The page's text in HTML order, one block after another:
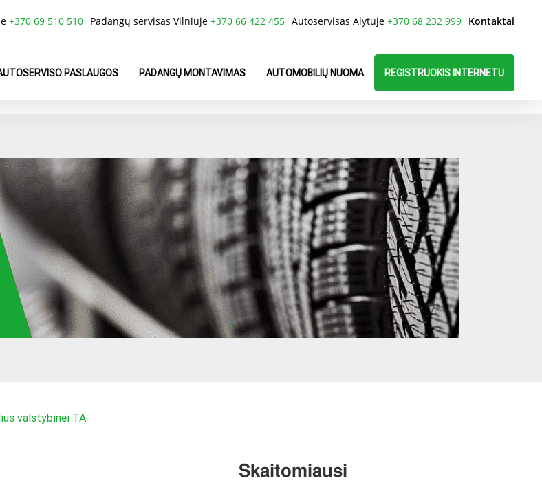
+370 69 510 510 Padangų servisas Vilniuje +370 66 422 455 Autoservisas Alytuje +370 68 232 999 Kontaktai
PASLAUGOS PADANGŲ MONTAVIMAS AUTOMOBILIŲ NUOMA REGISTRUOKIS INTERNETU
valstybinei TA
Skaitomiausi